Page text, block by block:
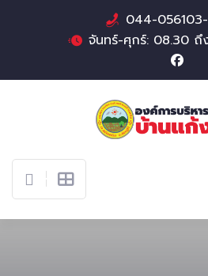
044-
จันทร์-ศุกร์: 08.30 ถึ